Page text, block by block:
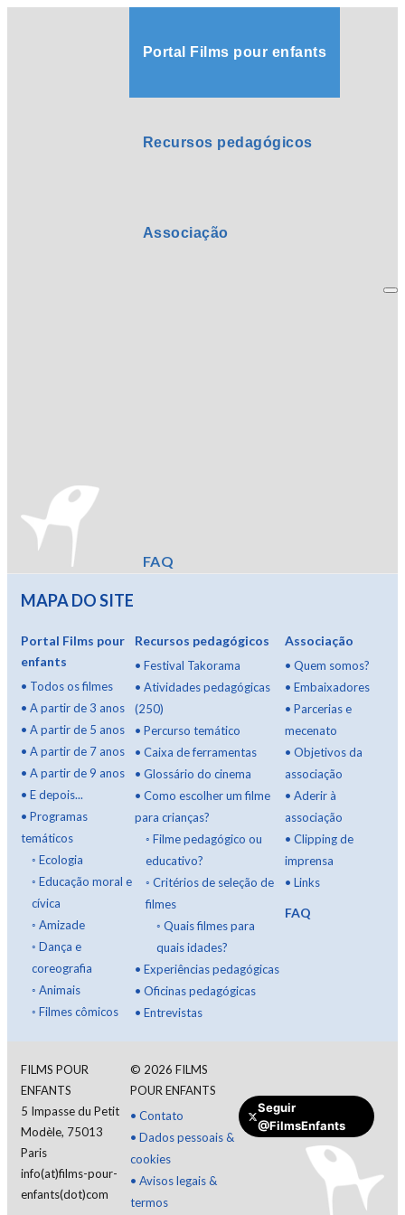
Portal Films pour enfants
Recursos pedagógicos
Associação
FAQ
Fazer uma doação
MAPA DO SITE
Portal Films pour
enfants
• Todos os filmes
• A partir de 3 anos
• A partir de 5 anos
• A partir de 7 anos
• A partir de 9 anos
• E depois...
• Programas
temáticos
◦ Ecologia
◦ Educação moral e
cívica
◦ Amizade
◦ Dança e
coreografia
◦ Animais
◦ Filmes cômicos
Recursos pedagógicos
• Festival Takorama
• Atividades pedagógicas
(250)
• Percurso temático
• Caixa de ferramentas
• Glossário do cinema
• Como escolher um filme
para crianças?
◦ Filme pedagógico ou
educativo?
◦ Critérios de seleção de
filmes
◦ Quais filmes para
quais idades?
• Experiências pedagógicas
• Oficinas pedagógicas
• Entrevistas
Associação
•Quem somos?
•Embaixadores
•Parcerias e
mecenato
•Objetivos da
associação
•Aderir à
associação
•Clipping de
imprensa
•Links
FAQ
FILMS POUR
ENFANTS
5 Impasse du Petit
Modèle, 75013
Paris
info(at)films-pour-
enfants(dot)com
© 2026 FILMS
POUR ENFANTS
• Contato
• Dados pessoais &
cookies
• Avisos legais &
termos
Seguir
@FilmsEnfants